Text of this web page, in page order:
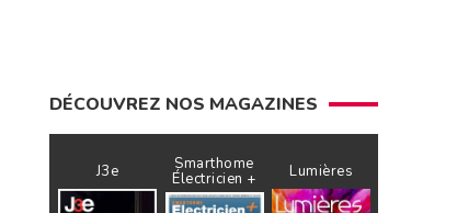
DÉCOUVREZ NOS MAGAZINES
J3e Smarthome
Électricien + Lumières